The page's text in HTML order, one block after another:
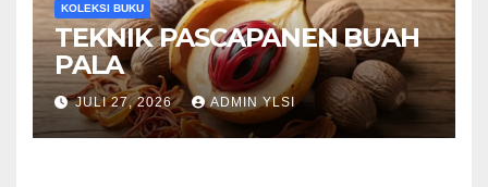
KOLEKSI BUKU
TEKNIK PASCAPANEN BUAH
PALA
JULI 27, 2026 ADMIN YLSI